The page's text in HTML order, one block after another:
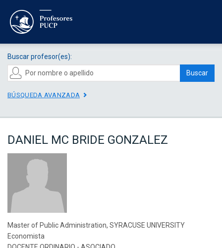
Buscar profesor(es):
Buscar
BÚSQUEDA AVANZADA
DANIEL MC BRIDE GONZALEZ
Master of Public Administration, SYRACUSE UNIVERSITY
Economista